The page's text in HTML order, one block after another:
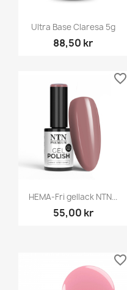
Ultra Base Claresa 5g
88,50 kr
HEMA-Fri gellack NTN...
55,00 kr
favorite_border
favorite_border